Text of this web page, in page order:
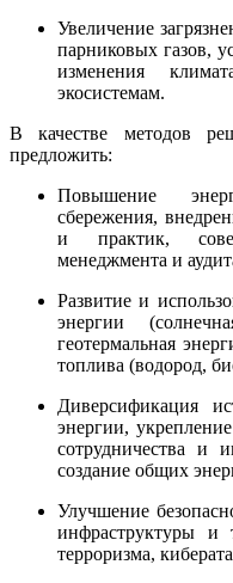
Увеличение
парниковых газов,
изменения
экосистемам.
В качестве методов
предложить:
Повышение
сбережения,
и практик,
менеджмента и
Развитие и
энергии
геотермальная
топлива (водород,
Диверсификация
энергии,
сотрудничества и
создание общих
Улучшение
инфраструктуры и
терроризма,